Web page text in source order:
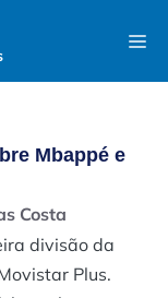
Mbappé e
Costa
divisão da
Plus.